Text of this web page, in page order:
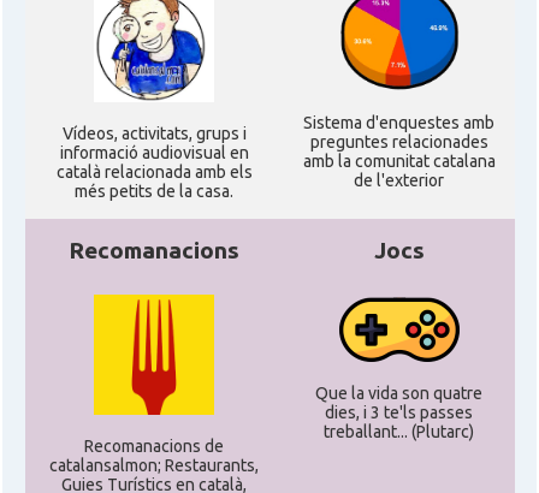
CAMON Catalans a VIRGINIA
CAMON Catalans a WASHINGTON DC
CAMON Catalans a WISCONSIN
CAMON Catalans a WYOMING
American Institute for Catalan
Studies (AICS)
Casal Català de Minnesota
Casal Casal Català del Nord de Califòrnia
Ví­deos, activitats, grups i
informació audiovisual en
català relacionada amb els
més petits de la casa.
Sistema d'enquestes amb
preguntes relacionades
amb la comunitat catalana
de l'exterior
Recomanacions
Recomanacions de
catalansalmon; Restaurants,
Guies Turístics en català,
Jocs
Que la vida son quatre
dies, i 3 te'ls passes
treballant... (Plutarc)